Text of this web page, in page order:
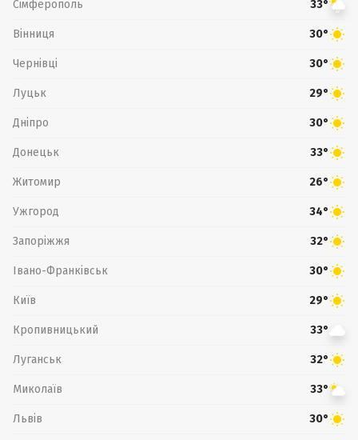
Сімферополь 33°
Вінниця 30°
Чернівці 30°
Луцьк 29°
Дніпро 30°
Донецьк 33°
Житомир 26°
Ужгород 34°
Запоріжжя 32°
Івано-Франківськ 30°
Київ 29°
Кропивницький 33°
Луганськ 32°
Миколаїв 33°
Львів 30°